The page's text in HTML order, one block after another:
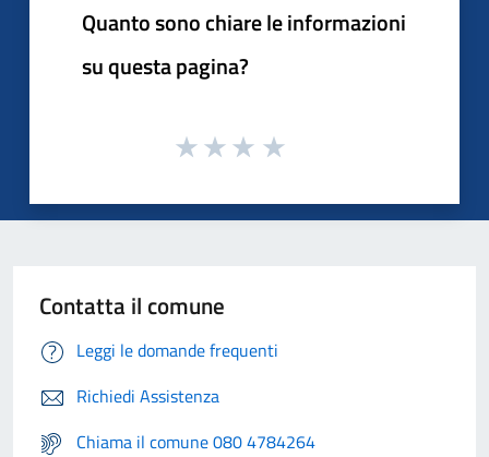
Quanto sono chiare le informazioni
su questa pagina?
Contatta il comune
Leggi le domande frequenti
Richiedi Assistenza
Chiama il comune 080 4784264